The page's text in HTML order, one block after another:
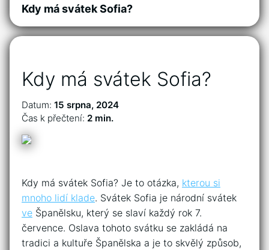
Kdy má svátek Sofia?
Kdy má svátek Sofia?
Datum: 15 srpna, 2024
Čas k přečtení: 2 min.
Kdy má svátek Sofia? Je to otázka, kterou si
mnoho lidí klade. Svátek Sofia je národní svátek
ve Španělsku, který se slaví každý rok 7.
července. Oslava tohoto svátku se zakládá na
tradici a kultuře Španělska a je to skvělý způsob,